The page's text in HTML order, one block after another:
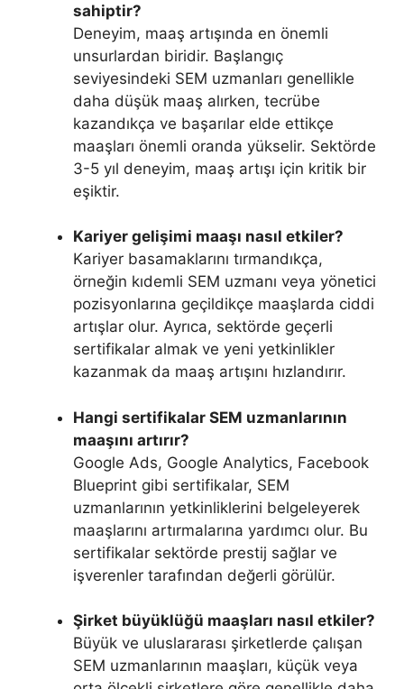
sahiptir?
Deneyim, maaş artışında en önemli
unsurlardan biridir. Başlangıç
seviyesindeki SEM uzmanları genellikle
daha düşük maaş alırken, tecrübe
kazandıkça ve başarılar elde ettikçe
maaşları önemli oranda yükselir. Sektörde
3-5 yıl deneyim, maaş artışı için kritik bir
eşiktir.
Kariyer gelişimi maaşı nasıl etkiler?
Kariyer basamaklarını tırmandıkça,
örneğin kıdemli SEM uzmanı veya yönetici
pozisyonlarına geçildikçe maaşlarda ciddi
artışlar olur. Ayrıca, sektörde geçerli
sertifikalar almak ve yeni yetkinlikler
kazanmak da maaş artışını hızlandırır.
Hangi sertifikalar SEM uzmanlarının
maaşını artırır?
Google Ads, Google Analytics, Facebook
Blueprint gibi sertifikalar, SEM
uzmanlarının yetkinliklerini belgeleyerek
maaşlarını artırmalarına yardımcı olur. Bu
sertifikalar sektörde prestij sağlar ve
işverenler tarafından değerli görülür.
Şirket büyüklüğü maaşları nasıl etkiler?
Büyük ve uluslararası şirketlerde çalışan
SEM uzmanlarının maaşları, küçük veya